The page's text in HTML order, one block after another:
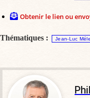
Obtenir le lien ou
Thématiques : Jean-Luc